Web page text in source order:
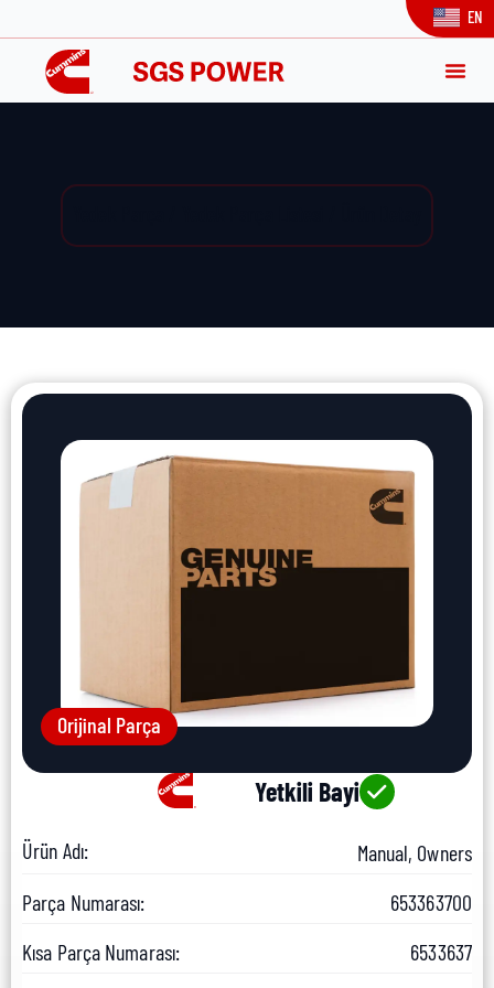
EN
Orijinal Parça
Yetkili Bayi
Ürün Adı:
Manual, Owners
Parça Numarası:
653363700
Kısa Parça Numarası:
6533637